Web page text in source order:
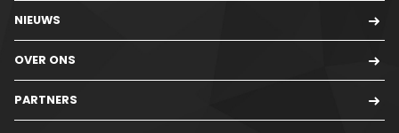
NIEUWS
OVER ONS
PARTNERS